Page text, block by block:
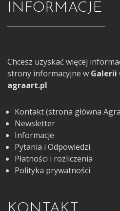
INFORMACJE
Chcesz uzyskać więcej
strony informacyjne w
agraart.pl
Kontakt (strona główna
Newsletter
Informacje
Pytania i Odpowiedzi
Płatności i rozliczenia
Polityka prywatności